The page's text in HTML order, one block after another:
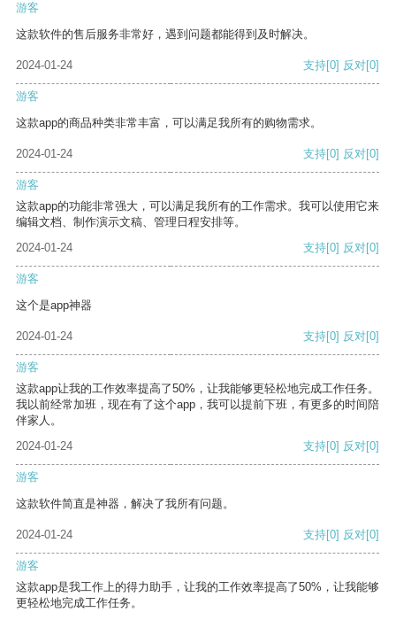
游客
这款软件的售后服务非常好，遇到问题都能得到及时解决。
2024-01-24 支持[0] 反对[0]
游客
这款app的商品种类非常丰富，可以满足我所有的购物需求。
2024-01-24 支持[0] 反对[0]
游客
这款app的功能非常强大，可以满足我所有的工作需求。我可以使用它来
编辑文档、制作演示文稿、管理日程安排等。
2024-01-24
支持[0] 反对[0]
游客
这个是app神器
2024-01-24 支持[0] 反对[0]
游客
这款app让我的工作效率提高了50%，让我能够更轻松地完成工作任务。
我以前经常加班，现在有了这个app，我可以提前下班，有更多的时间陪
伴家人。
2024-01-24
支持[0] 反对[0]
游客
这款软件简直是神器，解决了我所有问题。
2024-01-24 支持[0] 反对[0]
游客
这款app是我工作上的得力助手，让我的工作效率提高了50%，让我能够
更轻松地完成工作任务。